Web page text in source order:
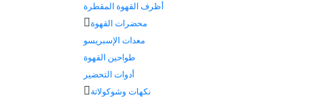
أظرف القهوة المقطرة
محضرات القهوة
معدات الإسبريسو
طواحين القهوة
أدوات التحضير
نكهات وشوكولاتة